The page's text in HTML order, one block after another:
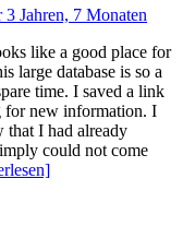
3 Jahren, 7 Monaten
like a good place for
large database is so a
time. I saved a link
for new information. I
that I had already
could not come